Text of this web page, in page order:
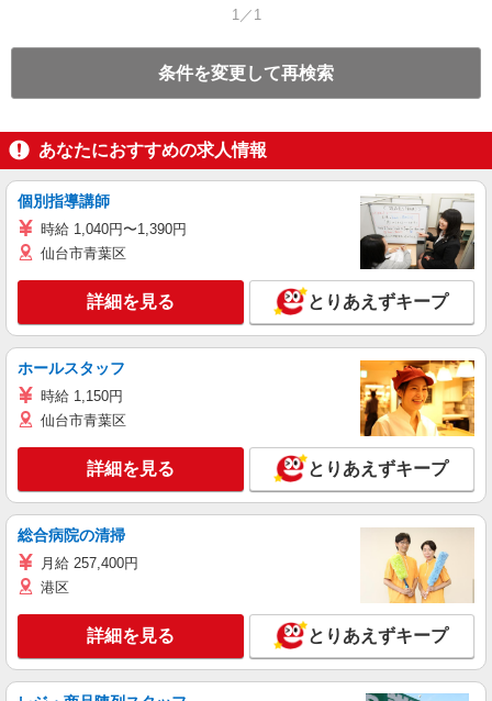
1／1
条件を変更して再検索
あなたにおすすめの求人情報
個別指導講師
時給 1,040円〜1,390円
仙台市青葉区
詳細を見る とりあえずキープ
ホールスタッフ
時給 1,150円
仙台市青葉区
詳細を見る とりあえずキープ
総合病院の清掃
月給 257,400円
港区
詳細を見る とりあえずキープ